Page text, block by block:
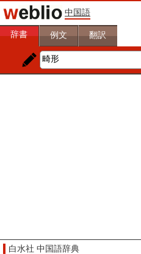
中国語
辞書 例文 翻訳
白水社 中国語辞典